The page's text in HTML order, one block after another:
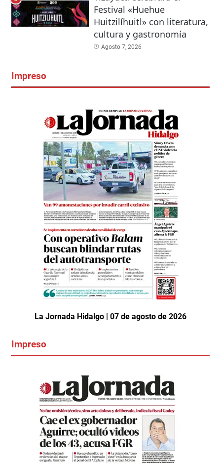
Festival «Huehue
Huitzilíhuitl» con literatura,
cultura y gastronomía
Agosto 7, 2026
Impreso
La Jornada Hidalgo | 07 de agosto de 2026
Impreso